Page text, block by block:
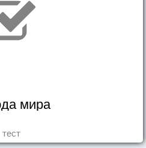
мира
тест